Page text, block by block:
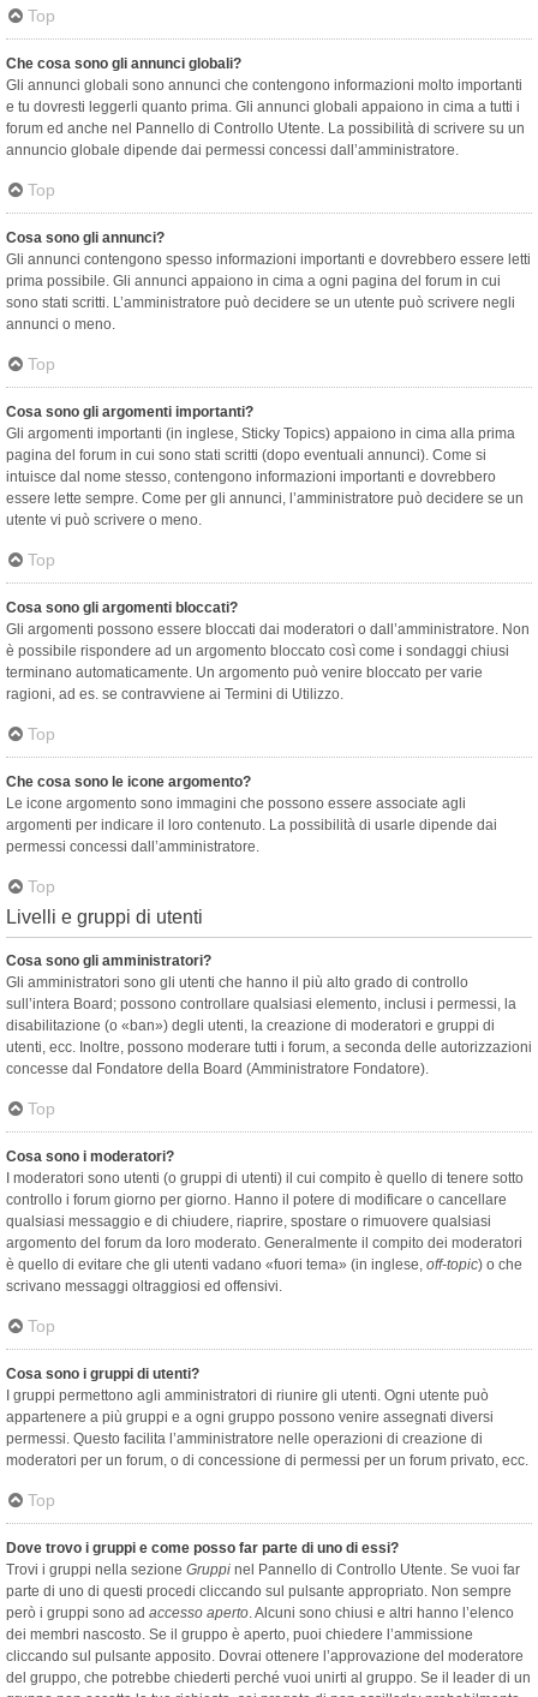
Top
Che cosa sono gli annunci globali?
Gli annunci globali sono annunci che contengono informazioni molto importanti
e tu dovresti leggerli quanto prima. Gli annunci globali appaiono in cima a tutti i
forum ed anche nel Pannello di Controllo Utente. La possibilità di scrivere su un
annuncio globale dipende dai permessi concessi dall’amministratore.
Top
Cosa sono gli annunci?
Gli annunci contengono spesso informazioni importanti e dovrebbero essere letti
prima possibile. Gli annunci appaiono in cima a ogni pagina del forum in cui
sono stati scritti. L’amministratore può decidere se un utente può scrivere negli
annunci o meno.
Top
Cosa sono gli argomenti importanti?
Gli argomenti importanti (in inglese, Sticky Topics) appaiono in cima alla prima
pagina del forum in cui sono stati scritti (dopo eventuali annunci). Come si
intuisce dal nome stesso, contengono informazioni importanti e dovrebbero
essere lette sempre. Come per gli annunci, l’amministratore può decidere se un
utente vi può scrivere o meno.
Top
Cosa sono gli argomenti bloccati?
Gli argomenti possono essere bloccati dai moderatori o dall’amministratore. Non
è possibile rispondere ad un argomento bloccato così come i sondaggi chiusi
terminano automaticamente. Un argomento può venire bloccato per varie
ragioni, ad es. se contravviene ai Termini di Utilizzo.
Top
Che cosa sono le icone argomento?
Le icone argomento sono immagini che possono essere associate agli
argomenti per indicare il loro contenuto. La possibilità di usarle dipende dai
permessi concessi dall’amministratore.
Top
Livelli e gruppi di utenti
Cosa sono gli amministratori?
Gli amministratori sono gli utenti che hanno il più alto grado di controllo
sull’intera Board; possono controllare qualsiasi elemento, inclusi i permessi, la
disabilitazione (o «ban») degli utenti, la creazione di moderatori e gruppi di
utenti, ecc. Inoltre, possono moderare tutti i forum, a seconda delle autorizzazioni
concesse dal Fondatore della Board (Amministratore Fondatore).
Top
Cosa sono i moderatori?
I moderatori sono utenti (o gruppi di utenti) il cui compito è quello di tenere sotto
controllo i forum giorno per giorno. Hanno il potere di modificare o cancellare
qualsiasi messaggio e di chiudere, riaprire, spostare o rimuovere qualsiasi
argomento del forum da loro moderato. Generalmente il compito dei moderatori
è quello di evitare che gli utenti vadano «fuori tema» (in inglese, off-topic) o che
scrivano messaggi oltraggiosi ed offensivi.
Top
Cosa sono i gruppi di utenti?
I gruppi permettono agli amministratori di riunire gli utenti. Ogni utente può
appartenere a più gruppi e a ogni gruppo possono venire assegnati diversi
permessi. Questo facilita l’amministratore nelle operazioni di creazione di
moderatori per un forum, o di concessione di permessi per un forum privato, ecc.
Top
Dove trovo i gruppi e come posso far parte di uno di essi?
Trovi i gruppi nella sezione Gruppi nel Pannello di Controllo Utente. Se vuoi far
parte di uno di questi procedi cliccando sul pulsante appropriato. Non sempre
però i gruppi sono ad accesso aperto. Alcuni sono chiusi e altri hanno l’elenco
dei membri nascosto. Se il gruppo è aperto, puoi chiedere l’ammissione
cliccando sul pulsante apposito. Dovrai ottenere l’approvazione del moderatore
del gruppo, che potrebbe chiederti perché vuoi unirti al gruppo. Se il leader di un